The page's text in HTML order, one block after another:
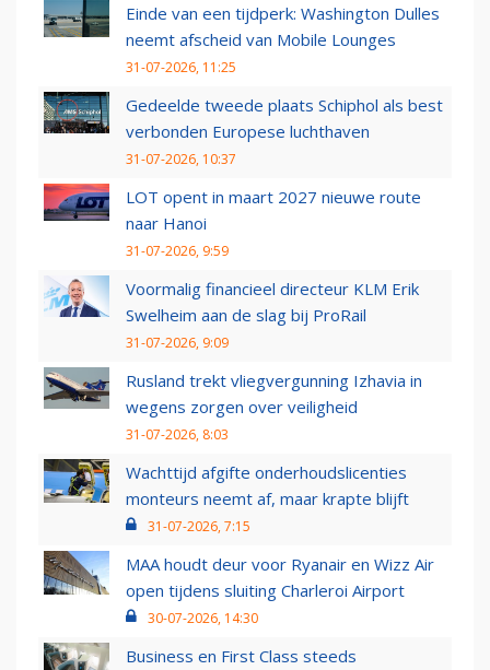
Einde van een tijdperk: Washington Dulles
neemt afscheid van Mobile Lounges
31-07-2026, 11:25
Gedeelde tweede plaats Schiphol als best
verbonden Europese luchthaven
31-07-2026, 10:37
LOT opent in maart 2027 nieuwe route
naar Hanoi
31-07-2026, 9:59
Voormalig financieel directeur KLM Erik
Swelheim aan de slag bij ProRail
31-07-2026, 9:09
Rusland trekt vliegvergunning Izhavia in
wegens zorgen over veiligheid
31-07-2026, 8:03
Wachttijd afgifte onderhoudslicenties
monteurs neemt af, maar krapte blijft
31-07-2026, 7:15
MAA houdt deur voor Ryanair en Wizz Air
open tijdens sluiting Charleroi Airport
30-07-2026, 14:30
Business en First Class steeds